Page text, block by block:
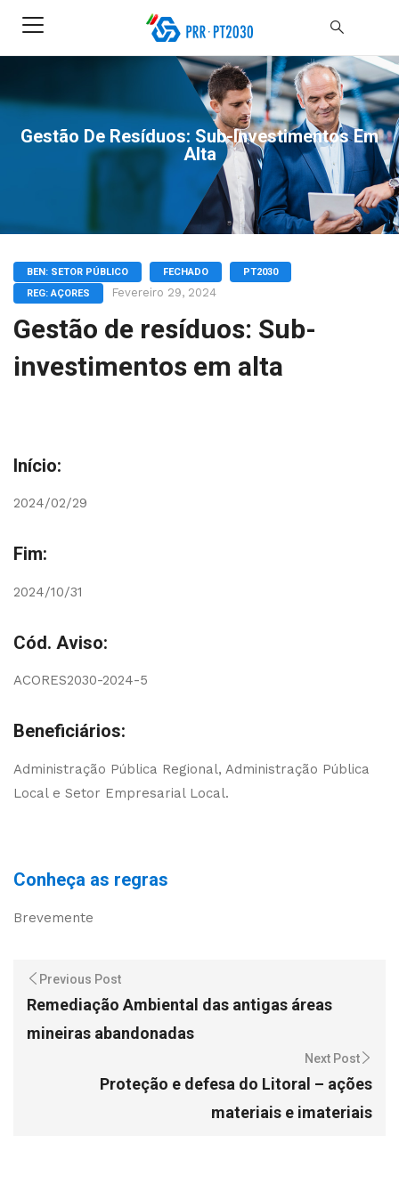
Gestão De Resíduos: Sub-Investimentos Em
Alta
BEN: SETOR PÚBLICO FECHADO
PT2030
REG: AÇORES
Fevereiro 29, 2024
Gestão de resíduos: Sub-
investimentos em alta
Início:
2024/02/29
Fim:
2024/10/31
Cód. Aviso:
ACORES2030-2024-5
Beneficiários:
Administração Pública Regional, Administração Pública
Local e Setor Empresarial Local.
Conheça as regras
Brevemente
Previous Post
Remediação Ambiental das antigas áreas
mineiras abandonadas
Next Post
Proteção e defesa do Litoral – ações
materiais e imateriais